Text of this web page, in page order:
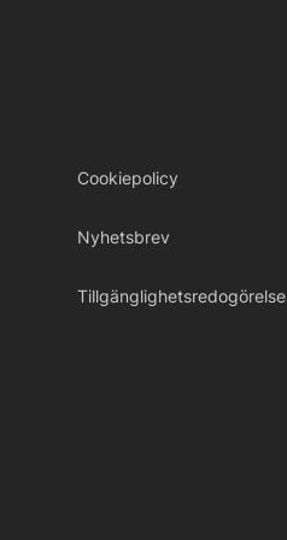
Cookiepolicy
Nyhetsbrev
Tillgänglighetsredogörelse